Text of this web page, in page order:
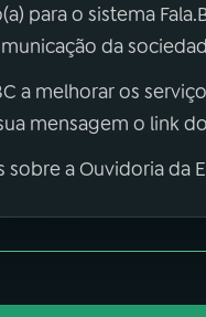
para o sistema
da
a melhorar os
mensagem o link
sobre a Ouvidoria da